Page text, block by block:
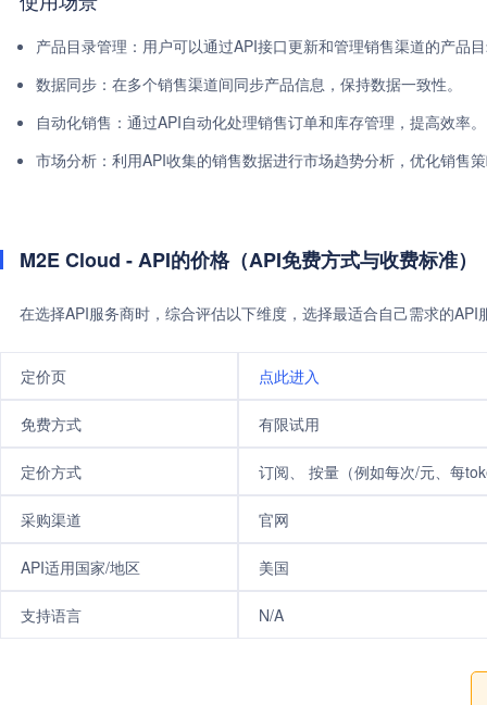
产品目录管理：用户可以通过API接口更新和管理销售渠道的产品
数据同步：在多个销售渠道间同步产品信息，保持数据一致性。
自动化销售：通过API自动化处理销售订单和库存管理，提高效率。
市场分析：利用API收集的销售数据进行市场趋势分析，优化销售
M2E Cloud - API的价格（API免费方式与收费标准）
在选择API服务商时，综合评估以下维度，选择最适合自己需求的
定价页 点此进入
免费方式 有限试用
定价方式 订阅、 按量（例如每次/元、每
采购渠道 官网
API适用国家/地区 美国
支持语言 N/A